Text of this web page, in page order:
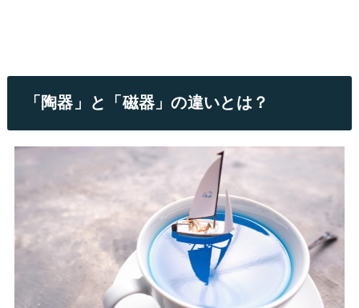
「陶器」と「磁器」の違いとは？